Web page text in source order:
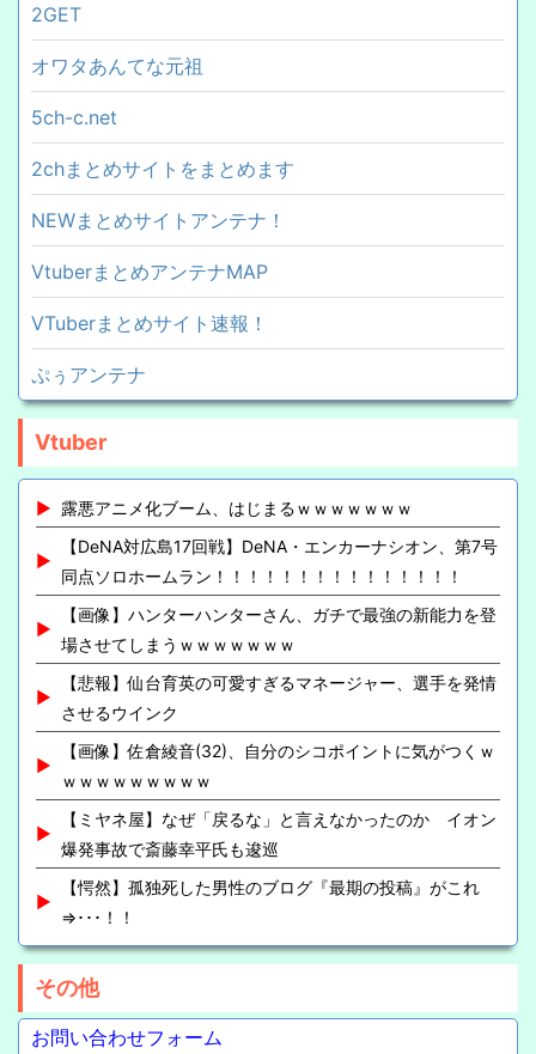
2GET
オワタあんてな元祖
5ch-c.net
2chまとめサイトをまとめます
NEWまとめサイトアンテナ！
VtuberまとめアンテナMAP
VTuberまとめサイト速報！
ぷぅアンテナ
Vtuber
露悪アニメ化ブーム、はじまるｗｗｗｗｗｗｗ
【DeNA対広島17回戦】DeNA・エンカーナシオン、第7号
同点ソロホームラン！！！！！！！！！！！！！！！
【画像】ハンターハンターさん、ガチで最強の新能力を登
場させてしまうｗｗｗｗｗｗｗ
【悲報】仙台育英の可愛すぎるマネージャー、選手を発情
させるウインク
【画像】佐倉綾音(32)、自分のシコポイントに気がつくｗ
ｗｗｗｗｗｗｗｗｗ
【ミヤネ屋】なぜ「戻るな」と言えなかったのか イオン
爆発事故で斎藤幸平氏も逡巡
【愕然】孤独死した男性のブログ『最期の投稿』がこれ
⇒･･･！！
その他
お問い合わせフォーム